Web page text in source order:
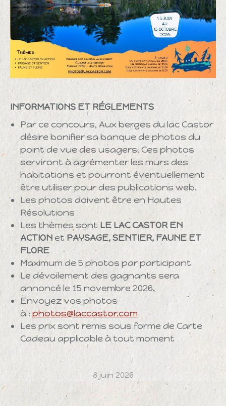
INFORMATIONS ET RÉGLEMENTS
Par ce concours, Aux berges du lac Castor
désire bonifier sa banque de photos du
point de vue des usagers. Ces photos
serviront à agrémenter les murs des
habitations et pourront éventuellement
être utiliser pour des publications web.
Les photos doivent être en Hautes
Résolutions
Les thèmes sontLE LAC CASTOR EN
ACTIONet PAYSAGE, SENTIER, FAUNE ET
FLORE
Maximum de 5 photos par participant
Le dévoilement des gagnants sera
annoncé le 15 novembre 2026.
Envoyez vos photos
à : photos@laccastor.com
Les prix sont remis sous forme de Carte
Cadeau applicable à tout moment
8 juin 2026